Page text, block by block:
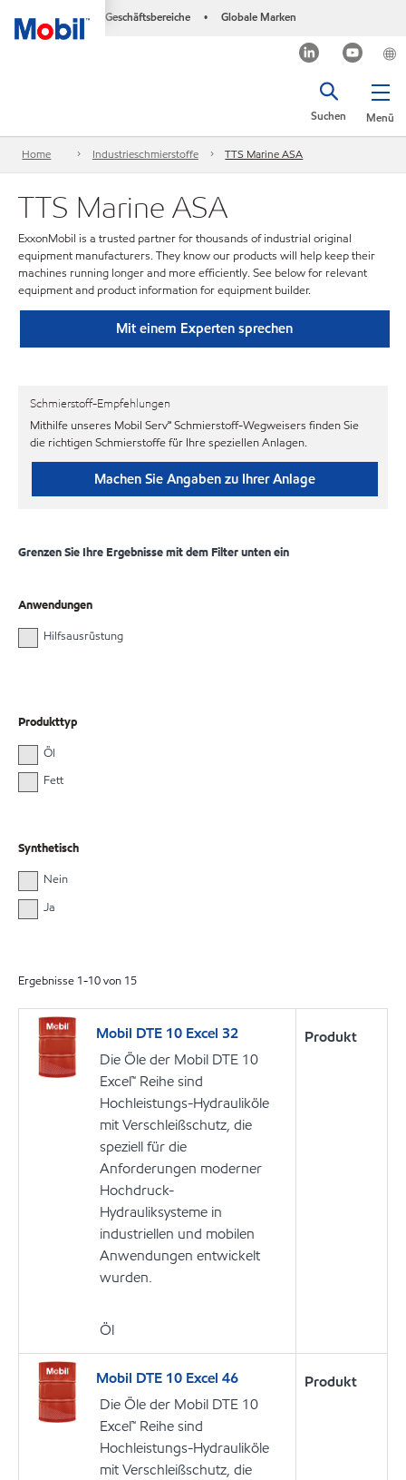
Geschäftsbereiche • Globale Marken
Menü
Suchen
Home Industrieschmierstoffe TTS Marine ASA
TTS Marine ASA
ExxonMobil is a trusted partner for thousands of industrial original
equipment manufacturers. They know our products will help keep their
machines running longer and more efficiently. See below for relevant
equipment and product information for equipment builder.
Mit einem Experten sprechen
Schmierstoff-Empfehlungen
Mithilfe unseres Mobil Serv℠ Schmierstoff-Wegweisers finden Sie
die richtigen Schmierstoffe für Ihre speziellen Anlagen.
Machen Sie Angaben zu Ihrer Anlage
Grenzen Sie Ihre Ergebnisse mit dem Filter unten ein
Anwendungen
Hilfsausrüstung
Produkttyp
Öl
Fett
Synthetisch
Nein
Ja
Ergebnisse 1-10von 15
Mobil DTE 10 Excel 32
Die Öle der Mobil DTE 10
Excel™ Reihe sind
Hochleistungs-Hydrauliköle
mit Verschleißschutz, die
speziell für die
Anforderungen moderner
Hochdruck-
Hydrauliksysteme in
industriellen und mobilen
Anwendungen entwickelt
wurden.
Öl
Produkt
Mobil DTE 10 Excel 46
Die Öle der Mobil DTE 10
Excel™ Reihe sind
Hochleistungs-Hydrauliköle
mit Verschleißschutz, die
Produkt